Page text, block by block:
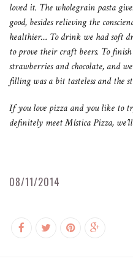
loved it. The wholegrain pasta
good, besides relieving the
healthier… To drink we had soft
to prove their craft beers. To
strawberries and chocolate, and
filling was a bit tasteless and the
If you love pizza and you like to
definitely meet Mística Pizza,
08/11/2014